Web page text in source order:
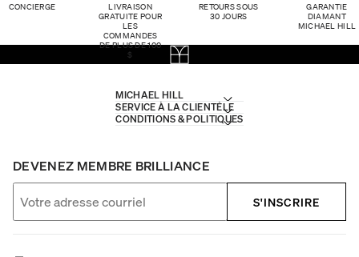
CONCIERGE
LIVRAISON
GRATUITE POUR
LES
COMMANDES
DE PLUS DE 100
$
RETOURS SOUS
30 JOURS
GARANTIE
DIAMANT
MICHAEL HILL
MICHAEL HILL
SERVICE À LA CLIENTÈLE
CONDITIONS & POLITIQUES
DEVENEZ MEMBRE BRILLIANCE
S'INSCRIRE